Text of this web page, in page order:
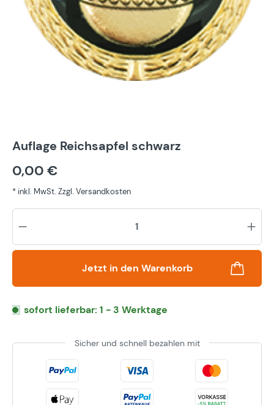
Auflage Reichsapfel schwarz
0,00 €
* inkl. MwSt. Zzgl. Versandkosten
Jetzt in den Warenkorb
sofort lieferbar: 1 - 3 Werktage
Sicher und schnell bezahlen mit